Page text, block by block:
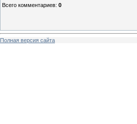
Всего комментариев: 0
Полная версия сайта